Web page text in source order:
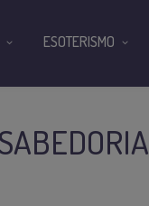
ESOTERISMO